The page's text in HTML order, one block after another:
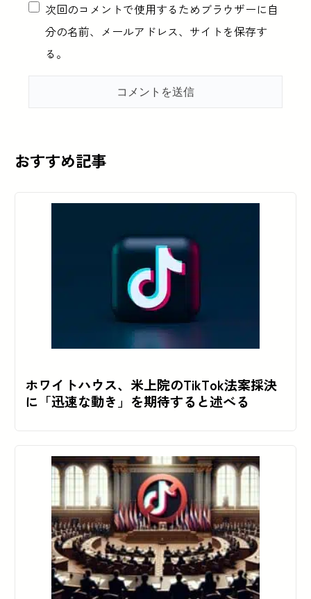
次回のコメントで使用するためブラウザーに自
分の名前、メールアドレス、サイトを保存す
る。
おすすめ記事
ホワイトハウス、米上院のTikTok法案採決
に「迅速な動き」を期待すると述べる